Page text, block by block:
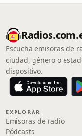
Escucha emisoras de
ciudad, género o
dispositivo.
EXPLORAR
Emisoras de radio
Pódcasts